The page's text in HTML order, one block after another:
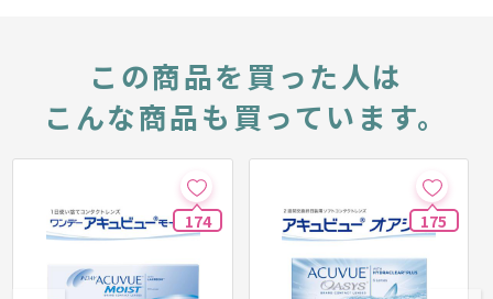
この商品を買った人は
こんな商品も買っています。
174 175